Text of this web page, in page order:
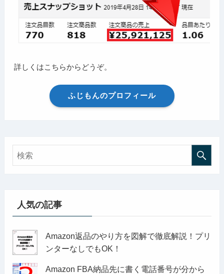
詳しくはこちらからどうぞ。
ふじもんのプロフィール
人気の記事
Amazon返品のやり方を図解で徹底解説！プリ
ンターなしでもOK！
Amazon FBA納品先に書く電話番号が分から